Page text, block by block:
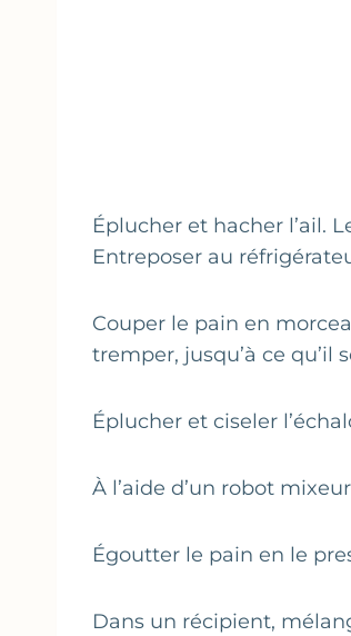
Éplucher et hacher l’ail.
Entreposer au
Couper le pain en
tremper, jusqu’à ce
Éplucher et ciseler
À l’aide d’un robot
Égoutter le pain en le
Dans un récipient,